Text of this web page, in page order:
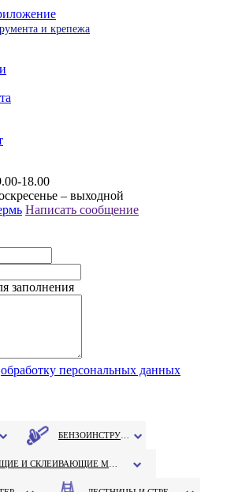
и крепежа
18.00
– выходной
Написать сообщение
заполнения
обработку персональных данных